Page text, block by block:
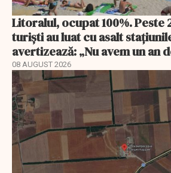
Litoralul, ocupat 100%. Peste
turiști au luat cu asalt
avertizează: „Nu avem un an
08 AUGUST 2026